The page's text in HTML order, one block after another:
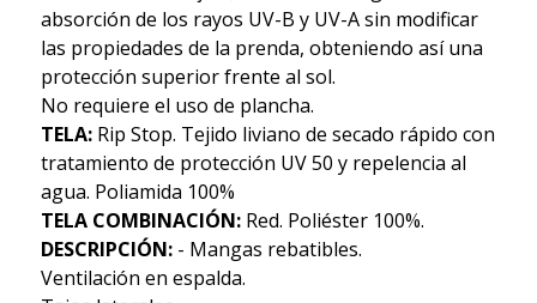
absorción de los rayos UV-B y UV-A sin modificar
las propiedades de la prenda, obteniendo así una
protección superior frente al sol.
No requiere el uso de plancha.
TELA:Rip Stop. Tejido liviano de secado rápido con
tratamiento de protección UV 50 y repelencia al
agua. Poliamida 100%
TELA COMBINACIÓN:Red. Poliéster 100%.
DESCRIPCIÓN:- Mangas rebatibles.
Ventilación en espalda.